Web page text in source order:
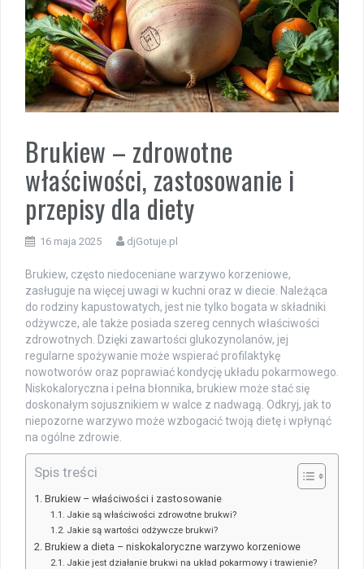
Brukiew – zdrowotne
właściwości, zastosowanie i
przepisy dla diety
16 maja 2025 djGotuje.pl
Brukiew, często niedoceniane warzywo korzeniowe,
zasługuje na więcej uwagi w kuchni oraz w diecie. Należąca
do rodziny kapustowatych, jest nie tylko bogata w składniki
odżywcze, ale także posiada szereg cennych właściwości
zdrowotnych. Dzięki zawartości glukozynolanów, jej
regularne spożywanie może wspierać profilaktykę
nowotworów oraz poprawiać kondycję układu pokarmowego.
Niskokaloryczna i pełna błonnika, brukiew może stać się
doskonałym sojusznikiem w walce z nadwagą. Odkryj, jak to
niepozorne warzywo może wzbogacić twoją dietę i wpłynąć
na ogólne zdrowie.
Spis treści
Brukiew – właściwości i zastosowanie
Jakie są właściwości zdrowotne brukwi?
Jakie są wartości odżywcze brukwi?
Brukiew a dieta – niskokaloryczne warzywo korzeniowe
Jakie jest działanie brukwi na układ pokarmowy i trawienie?